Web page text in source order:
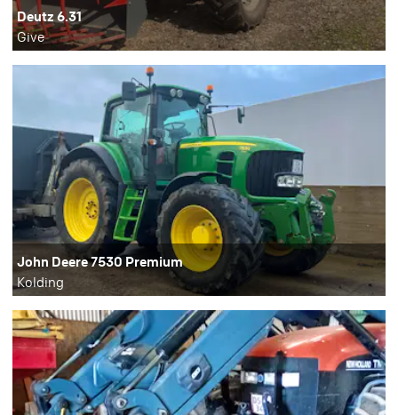
Deutz 6.31
Give
John Deere 7530 Premium
Kolding